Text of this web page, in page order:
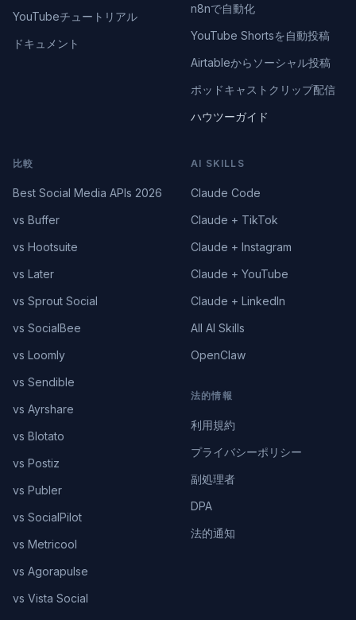
YouTubeチュートリアル
ドキュメント
n8nで自動化
YouTube Shortsを自動投稿
Airtableからソーシャル投稿
ポッドキャストクリップ配信
ハウツーガイド
比較
Best Social Media APIs 2026
vs Buffer
vs Hootsuite
vs Later
vs Sprout Social
vs SocialBee
vs Loomly
vs Sendible
vs Ayrshare
vs Blotato
vs Postiz
vs Publer
vs SocialPilot
vs Metricool
vs Agorapulse
vs Vista Social
AI SKILLS
Claude Code
Claude + TikTok
Claude + Instagram
Claude + YouTube
Claude + LinkedIn
All AI Skills
OpenClaw
法的情報
利用規約
プライバシーポリシー
副処理者
DPA
法的通知